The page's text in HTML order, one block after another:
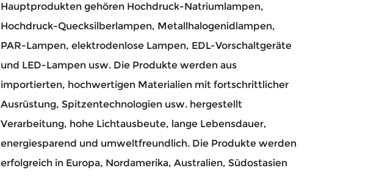
Hauptprodukten gehören Hochdruck-Natriumlampen,
Hochdruck-Quecksilberlampen, Metallhalogenidlampen,
PAR-Lampen, elektrodenlose Lampen, EDL-Vorschaltgeräte
und LED-Lampen usw. Die Produkte werden aus
importierten, hochwertigen Materialien mit fortschrittlicher
Ausrüstung, Spitzentechnologien usw. hergestellt
Verarbeitung, hohe Lichtausbeute, lange Lebensdauer,
energiesparend und umweltfreundlich. Die Produkte werden
erfolgreich in Europa, Nordamerika, Australien, Südostasien